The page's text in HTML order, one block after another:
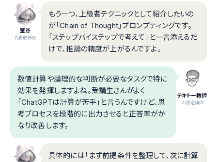
室谷
代表取締役
もう一つ、上級者テクニックとして紹介したいの
が「Chain of Thought」プロンプティングです。
「ステップバイステップで考えて」と一言添えるだ
けで、推論の精度が上がるんですよ。
テキトー教師
.AI認定講師
数値計算や論理的な判断が必要なタスクで特に
効果を発揮しますよね。受講生さんがよく
「ChatGPTは計算が苦手」と言うんですけど、思
考プロセスを段階的に出力させると正答率がか
なり改善します。
具体的には「まず前提条件を整理して、次に計算